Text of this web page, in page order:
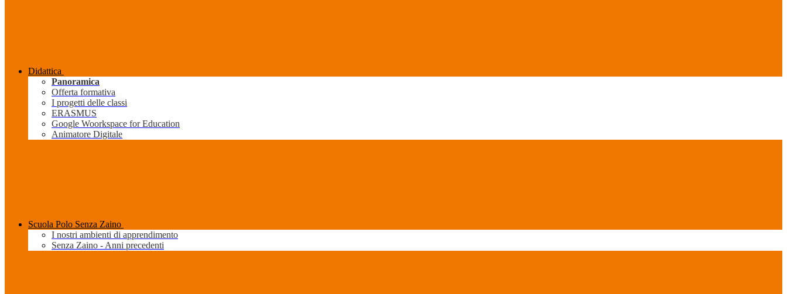
Didattica
Panoramica
Offerta formativa
I progetti delle classi
ERASMUS
Google Woorkspace for Education
Animatore Digitale
Scuola Polo Senza Zaino
I nostri ambienti di apprendimento
Senza Zaino - Anni precedenti